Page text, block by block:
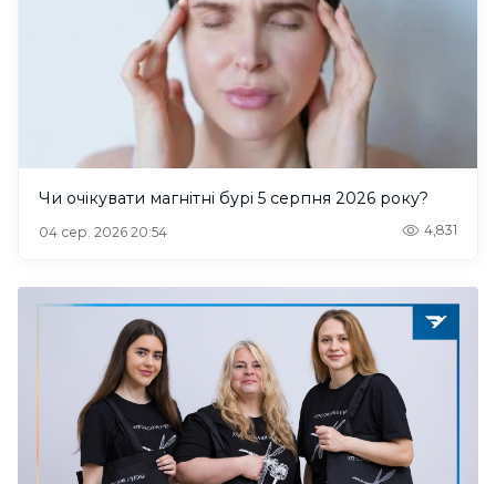
Чи очікувати магнітні бурі 5 серпня 2026 року?
04 сер. 2026 20:54 4,831